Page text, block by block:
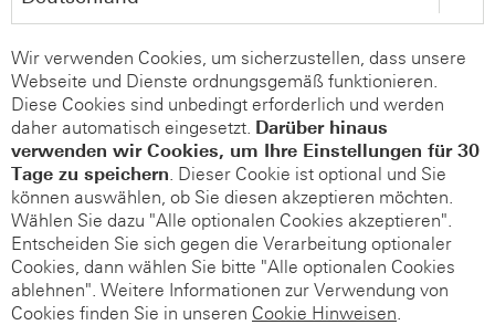
Wir verwenden Cookies, um sicherzustellen, dass unsere
Webseite und Dienste ordnungsgemäß funktionieren.
Diese Cookies sind unbedingt erforderlich und werden
daher automatisch eingesetzt. Darüber hinaus
verwenden wir Cookies, um Ihre Einstellungen für 30
Tage zu speichern. Dieser Cookie ist optional und Sie
können auswählen, ob Sie diesen akzeptieren möchten.
Wählen Sie dazu "Alle optionalen Cookies akzeptieren".
Entscheiden Sie sich gegen die Verarbeitung optionaler
Cookies, dann wählen Sie bitte "Alle optionalen Cookies
ablehnen". Weitere Informationen zur Verwendung von
Cookies finden Sie in unseren Cookie Hinweisen.